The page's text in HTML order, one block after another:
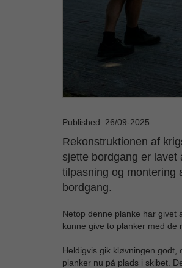
Published: 26/09-2025
Rekonstruktionen af
sjette bordgang er
tilpasning og montering
bordgang.
Netop denne planke har givet
kunne give to planker med
Heldigvis gik kløvningen godt,
planker nu på plads i skibet.